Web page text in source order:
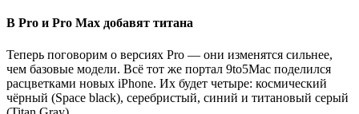
В Pro и Pro Max добавят титана
Теперь поговорим о версиях Pro — они изменятся сильнее,
чем базовые модели. Всё тот же портал 9to5Mac поделился
расцветками новых iPhone. Их будет четыре: космический
чёрный (Space black), серебристый, синий и титановый серый